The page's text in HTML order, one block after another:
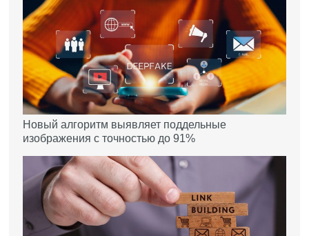
Новый алгоритм выявляет поддельные
изображения с точностью до 91%